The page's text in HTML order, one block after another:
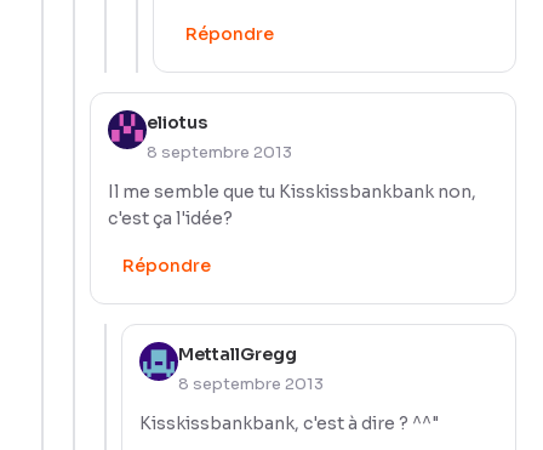
Répondre
eliotus
8 septembre 2013
Il me semble que tu Kisskissbankbank non,
c'est ça l'idée?
Répondre
MettallGregg
8 septembre 2013
Kisskissbankbank, c'est à dire ? ^^"